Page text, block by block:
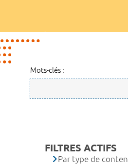
Mots-clés :
FILTRES ACTIFS
Par type de